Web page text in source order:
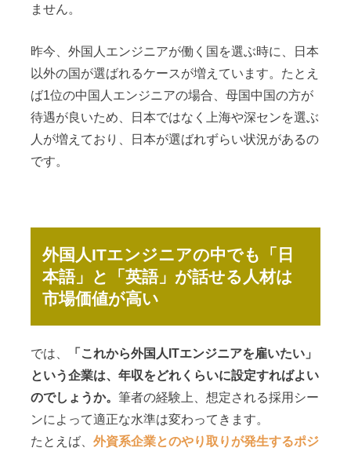
ません。
昨今、外国人エンジニアが働く国を選ぶ時に、日本
以外の国が選ばれるケースが増えています。たとえ
ば1位の中国人エンジニアの場合、母国中国の方が
待遇が良いため、日本ではなく上海や深センを選ぶ
人が増えており、日本が選ばれずらい状況があるの
です。
外国人ITエンジニアの中でも「日
本語」と「英語」が話せる人材は
市場価値が高い
では、
「これから外国人ITエンジニアを雇いたい」
という企業は、年収をどれくらいに設定すればよい
のでしょうか。 筆者の経験上、想定される採用シー
ンによって適正な水準は変わってきます。
たとえば、 外資系企業とのやり取りが発生するポジ